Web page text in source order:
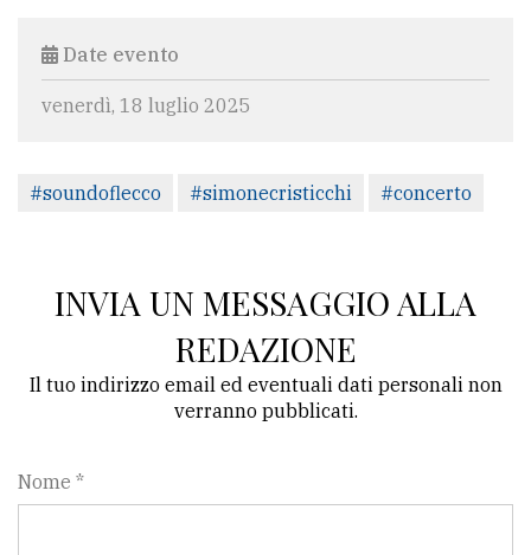
Date evento
venerdì, 18 luglio 2025
#soundoflecco #simonecristicchi #concerto
INVIA UN MESSAGGIO ALLA
REDAZIONE
Il tuo indirizzo email ed eventuali dati personali non
verranno pubblicati.
Nome *